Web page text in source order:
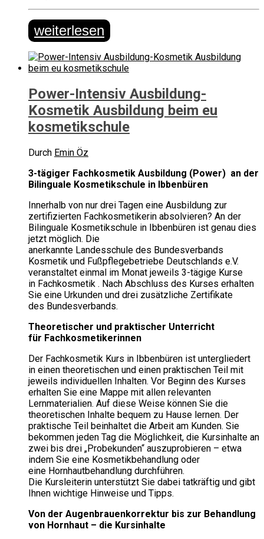
weiterlesen
Power-Intensiv Ausbildung‎-
Kosmetik Ausbildung beim eu
kosmetikschule
Durch Emin Öz
3-tägiger Fachkosmetik Ausbildung (Power) an der
Bilinguale Kosmetikschule in Ibbenbüren
Innerhalb von nur drei Tagen eine Ausbildung zur
zertifizierten Fachkosmetikerin absolvieren? An der
Bilinguale Kosmetikschule in Ibbenbüren ist genau dies
jetzt möglich. Die
anerkannte Landesschule des Bundesverbands
Kosmetik und Fußpflegebetriebe Deutschlands e.V.
veranstaltet einmal im Monat jeweils 3-tägige Kurse
in Fachkosmetik . Nach Abschluss des Kurses erhalten
Sie eine Urkunden und drei zusätzliche Zertifikate
des Bundesverbands.
Theoretischer und praktischer Unterricht
für Fachkosmetikerinnen
Der Fachkosmetik Kurs in Ibbenbüren ist untergliedert
in einen theoretischen und einen praktischen Teil mit
jeweils individuellen Inhalten. Vor Beginn des Kurses
erhalten Sie eine Mappe mit allen relevanten
Lernmaterialien. Auf diese Weise können Sie die
theoretischen Inhalte bequem zu Hause lernen. Der
praktische Teil beinhaltet die Arbeit am Kunden. Sie
bekommen jeden Tag die Möglichkeit, die Kursinhalte an
zwei bis drei „Probekunden“ auszuprobieren – etwa
indem Sie eine Kosmetikbehandlung oder
eine Hornhautbehandlung durchführen.
Die Kursleiterin unterstützt Sie dabei tatkräftig und gibt
Ihnen wichtige Hinweise und Tipps.
Von der Augenbrauenkorrektur bis zur Behandlung
von Hornhaut – die Kursinhalte